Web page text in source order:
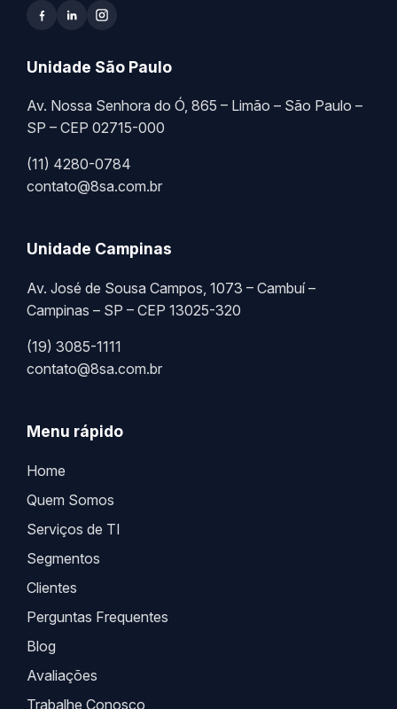
Unidade São Paulo
Av. Nossa Senhora do Ó, 865 – Limão – São Paulo –
SP – CEP 02715-000
(11) 4280-0784
contato@8sa.com.br
Unidade Campinas
Av. José de Sousa Campos, 1073 – Cambuí –
Campinas – SP – CEP 13025-320
(19) 3085-1111
contato@8sa.com.br
Menu rápido
Home
Quem Somos
Serviços de TI
Segmentos
Clientes
Perguntas Frequentes
Blog
Avaliações
Trabalhe Conosco